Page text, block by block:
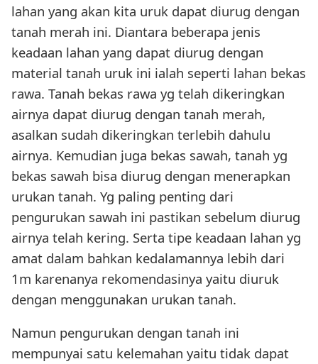
lahan yang akan kita uruk dapat diurug dengan
tanah merah ini. Diantara beberapa jenis
keadaan lahan yang dapat diurug dengan
material tanah uruk ini ialah seperti lahan bekas
rawa. Tanah bekas rawa yg telah dikeringkan
airnya dapat diurug dengan tanah merah,
asalkan sudah dikeringkan terlebih dahulu
airnya. Kemudian juga bekas sawah, tanah yg
bekas sawah bisa diurug dengan menerapkan
urukan tanah. Yg paling penting dari
pengurukan sawah ini pastikan sebelum diurug
airnya telah kering. Serta tipe keadaan lahan yg
amat dalam bahkan kedalamannya lebih dari
1m karenanya rekomendasinya yaitu diuruk
dengan menggunakan urukan tanah.
Namun pengurukan dengan tanah ini
mempunyai satu kelemahan yaitu tidak dapat